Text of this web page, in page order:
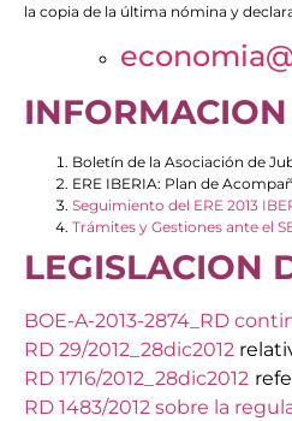
la copia de la última nómina y
Boletín de la Asociación de
ERE IBERIA: Plan de
Seguimiento del ERE 2013
Trámites y Gestiones ante el
LEGISLACION
BOE-A-2013-2874_RD
RD 29/2012_28dic2012
RD 1716/2012_28dic2012
RD 1483/2012 sobre la